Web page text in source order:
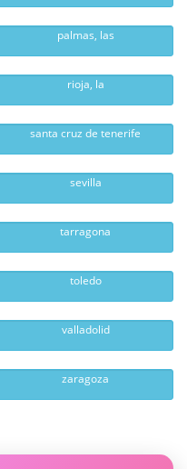
palmas, las
rioja, la
santa cruz de tenerife
sevilla
tarragona
toledo
valladolid
zaragoza